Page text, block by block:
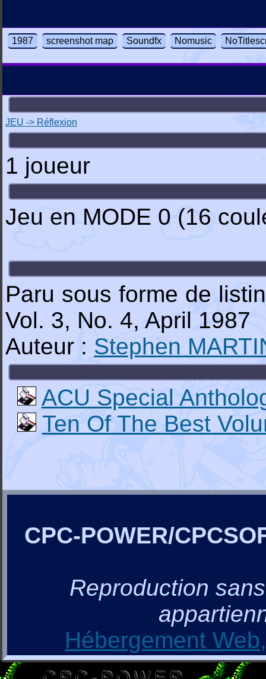
1987 screenshot map Soundfx Nomusic
JEU -> Réflexion
1 joueur
Jeu en MODE 0 (16
Paru sous forme de
Vol. 3, No. 4, April 1987
Auteur : Stephen
ACU Special
Ten Of The Best
CPC-POWER/
Reproduction
Hébergement